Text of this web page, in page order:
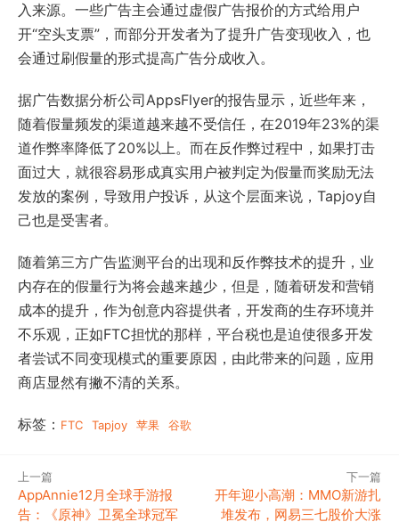
入来源。一些广告主会通过虚假广告报价的方式给用户
开“空头支票”，而部分开发者为了提升广告变现收入，也
会通过刷假量的形式提高广告分成收入。
据广告数据分析公司AppsFlyer的报告显示，近些年来，
随着假量频发的渠道越来越不受信任，在2019年23%的渠
道作弊率降低了20%以上。而在反作弊过程中，如果打击
面过大，就很容易形成真实用户被判定为假量而奖励无法
发放的案例，导致用户投诉，从这个层面来说，Tapjoy自
己也是受害者。
随着第三方广告监测平台的出现和反作弊技术的提升，业
内存在的假量行为将会越来越少，但是，随着研发和营销
成本的提升，作为创意内容提供者，开发商的生存环境并
不乐观，正如FTC担忧的那样，平台税也是迫使很多开发
者尝试不同变现模式的重要原因，由此带来的问题，应用
商店显然有撇不清的关系。
标签： FTC Tapjoy 苹果 谷歌
上一篇
AppAnnie12月全球手游报
告：《原神》卫冕全球冠军
下一篇
开年迎小高潮：MMO新游扎
堆发布，网易三七股价大涨